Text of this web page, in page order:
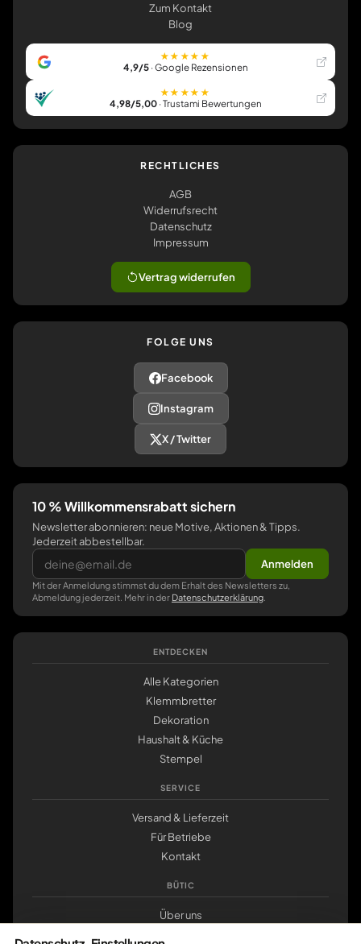
Zum Kontakt
Blog
★★★★★
4,9/5· Google Rezensionen
★★★★★
4,98/5,00· Trustami Bewertungen
RECHTLICHES
AGB
Widerrufsrecht
Datenschutz
Impressum
Vertrag widerrufen
FOLGE UNS
Facebook
Instagram
X / Twitter
10 % Willkommensrabatt sichern
Newsletter abonnieren: neue Motive, Aktionen & Tipps.
Jederzeit abbestellbar.
Anmelden
Mit der Anmeldung stimmst du dem Erhalt des Newsletters zu,
Abmeldung jederzeit. Mehr in der Datenschutzerklärung
ENTDECKEN
Alle Kategorien
Klemmbretter
Dekoration
Haushalt & Küche
Stempel
SERVICE
Versand & Lieferzeit
Für Betriebe
Kontakt
BÜTIC
Über uns